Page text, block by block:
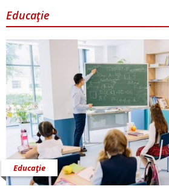
Educaţie
Educaţie